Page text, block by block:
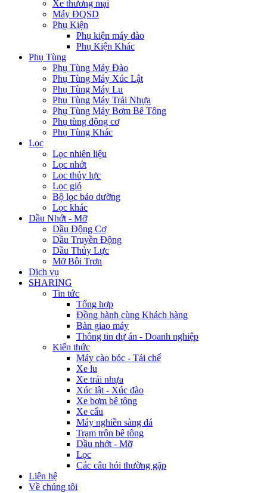
Xe thương mại
Máy ĐQSD
Phụ Kiện
Phụ kiện máy đào
Phụ Kiện Khác
Phụ Tùng
Phụ Tùng Máy Đào
Phụ Tùng Máy Xúc Lật
Phụ Tùng Máy Lu
Phụ Tùng Máy Trải Nhựa
Phụ Tùng Máy Bơm Bê Tông
Phụ tùng động cơ
Phụ Tùng Khác
Lọc
Lọc nhiên liệu
Lọc nhớt
Lọc thủy lực
Lọc gió
Bộ lọc bảo dưỡng
Lọc khác
Dầu Nhớt - Mỡ
Dầu Động Cơ
Dầu Truyền Động
Dầu Thủy Lực
Mỡ Bôi Trơn
Dịch vụ
SHARING
Tin tức
Tổng hợp
Đồng hành cùng Khách hàng
Bàn giao máy
Thông tin dự án - Doanh nghiệp
Kiến thức
Máy cào bóc - Tái chế
Xe lu
Xe trải nhựa
Xúc lật - Xúc đào
Xe bơm bê tông
Xe cẩu
Máy nghiền sàng đá
Trạm trộn bê tông
Dầu nhớt - Mỡ
Lọc
Các câu hỏi thường gặp
Liên hệ
Về chúng tôi